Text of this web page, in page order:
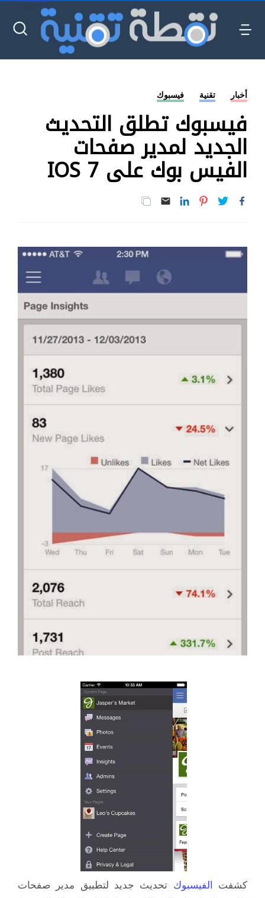
أخبار تقنية فيسبوك
فيسبوك تطلق التحديث
الجديد لمدير صفحات
الفيس بوك على IOS 7
كشفت الفيسبوك تحديث جديد لتطبيق مدير صفحات